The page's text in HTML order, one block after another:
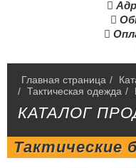



Главная страница /
/ Тактическая одежда /
КАТАЛОГ
Тактические